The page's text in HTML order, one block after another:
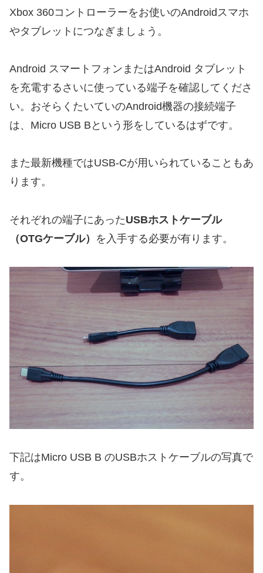
Xbox 360コントローラーをお使いのAndroidスマホ
やタブレットにつなぎましょう。
Android スマートフォンまたはAndroid タブレット
を充電するさいに使っている端子を確認してくださ
い。おそらくたいていのAndroid機器の接続端子
は、Micro USB Bという形をしているはずです。
また最新機種ではUSB-Cが用いられていることもあ
ります。
それぞれの端子にあったUSBホストケーブル
（OTGケーブル） を入手する必要が有ります。
下記はMicro USB B のUSBホストケーブルの写真で
す。